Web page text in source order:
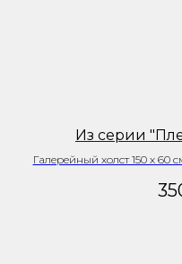
Из серии
Галерейный холст 150 х 60